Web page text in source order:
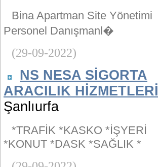
Bina Apartman Site Yönetimi
Personel Danışmanl�
(29-09-2022)
NS NESA SİGORTA
ARACILIK HİZMETLERİ
Şanlıurfa
*TRAFİK *KASKO *İŞYERİ
*KONUT *DASK *SAĞLIK *